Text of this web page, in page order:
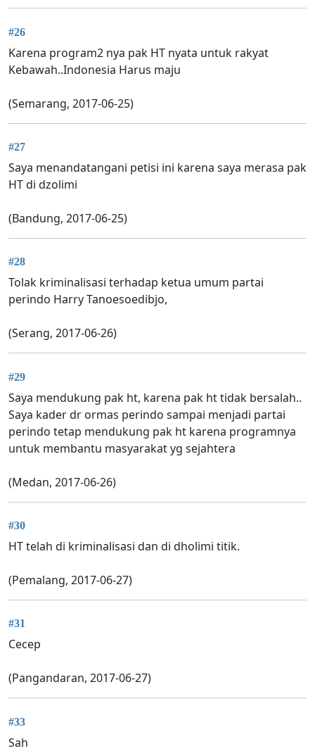
#26
Karena program2 nya pak HT nyata untuk rakyat
Kebawah..Indonesia Harus maju
(Semarang, 2017-06-25)
#27
Saya menandatangani petisi ini karena saya merasa pak
HT di dzolimi
(Bandung, 2017-06-25)
#28
Tolak kriminalisasi terhadap ketua umum partai
perindo Harry Tanoesoedibjo,
(Serang, 2017-06-26)
#29
Saya mendukung pak ht, karena pak ht tidak bersalah..
Saya kader dr ormas perindo sampai menjadi partai
perindo tetap mendukung pak ht karena programnya
untuk membantu masyarakat yg sejahtera
(Medan, 2017-06-26)
#30
HT telah di kriminalisasi dan di dholimi titik.
(Pemalang, 2017-06-27)
#31
Cecep
(Pangandaran, 2017-06-27)
#33
Sah